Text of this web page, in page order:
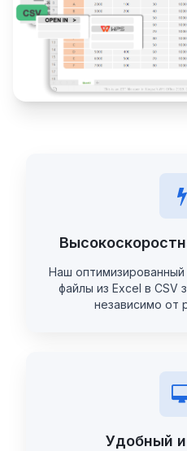
Наш
файлы из Excel в CSV
независимо от
Удобный